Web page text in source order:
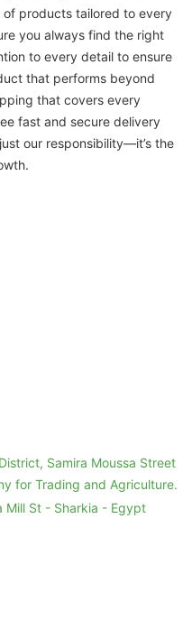
products tailored to every
you always find the right
to every detail to ensure
that performs beyond
that covers every
fast and secure delivery
our responsibility—it’s the
Samira Moussa Street
for Trading and Agriculture.
Mill St - Sharkia - Egypt